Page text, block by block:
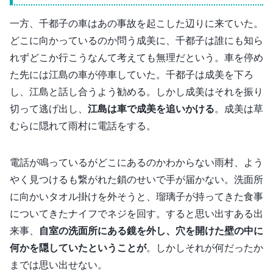
一方、千都子の車はあの事故を起こした辺りに来ていた。
どこに向かっているのか問う成美に、千都子は誰にも知ら
れずどこか行こうなんて考えても無理だという。車を停め
た先には江島の車が停車していた。千都子は成美を下ろ
し、江島と話し合うよう勧める。しかし成美はそれを振り
切って逃げ出し、 江島は車で成美を追いかける。成美は草
むらに隠れて雨村に電話をする。
電話が鳴っているがどこにあるのかわからない雨村、よう
やく見つけるも繋がれた鎖のせいで手が届かない。洗面所
に向かいタオル掛けを外そうと、瑠璃子が持ってきた食事
についてきたナイフでネジを回す。すると思い出すある出
来事、
自室の洗面所にある鏡を外し、穴を開けた壁の中に
何かを隠していたということが。しかしそれが何だったか
までは思い出せない。